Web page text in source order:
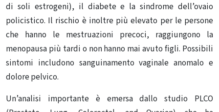
di soli estrogeni), il diabete e la sindrome dell’ovaio
policistico. Il rischio è inoltre più elevato per le persone
che hanno le mestruazioni precoci, raggiungono la
menopausa più tardi o non hanno mai avuto figli. Possibili
sintomi includono sanguinamento vaginale anomalo e
dolore pelvico.
Un’analisi importante è emersa dallo studio PLCO